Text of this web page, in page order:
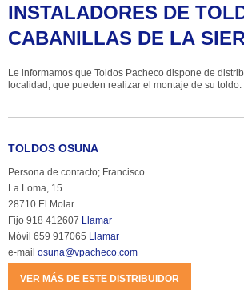
INSTALADORES DE
CABANILLAS DE LA
Le informamos que Toldos Pacheco dispone de
localidad, que pueden realizar el montaje de su toldo.
TOLDOS OSUNA
Persona de contacto; Francisco
La Loma, 15
28710 El Molar
Fijo 918 412607 Llamar
Móvil 659 917065 Llamar
e-mail osuna@vpacheco.com
VER MÁS DE ESTE DISTRIBUIDOR